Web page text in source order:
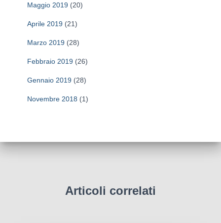
Maggio 2019 (20)
Aprile 2019 (21)
Marzo 2019 (28)
Febbraio 2019 (26)
Gennaio 2019 (28)
Novembre 2018 (1)
Articoli correlati